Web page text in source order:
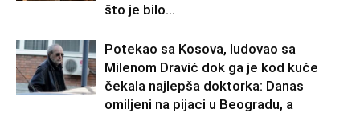
što je bilo...
Potekao sa Kosova, ludovao sa
Milenom Dravić dok ga je kod kuće
čekala najlepša doktorka: Danas
omiljeni na pijaci u Beogradu, a